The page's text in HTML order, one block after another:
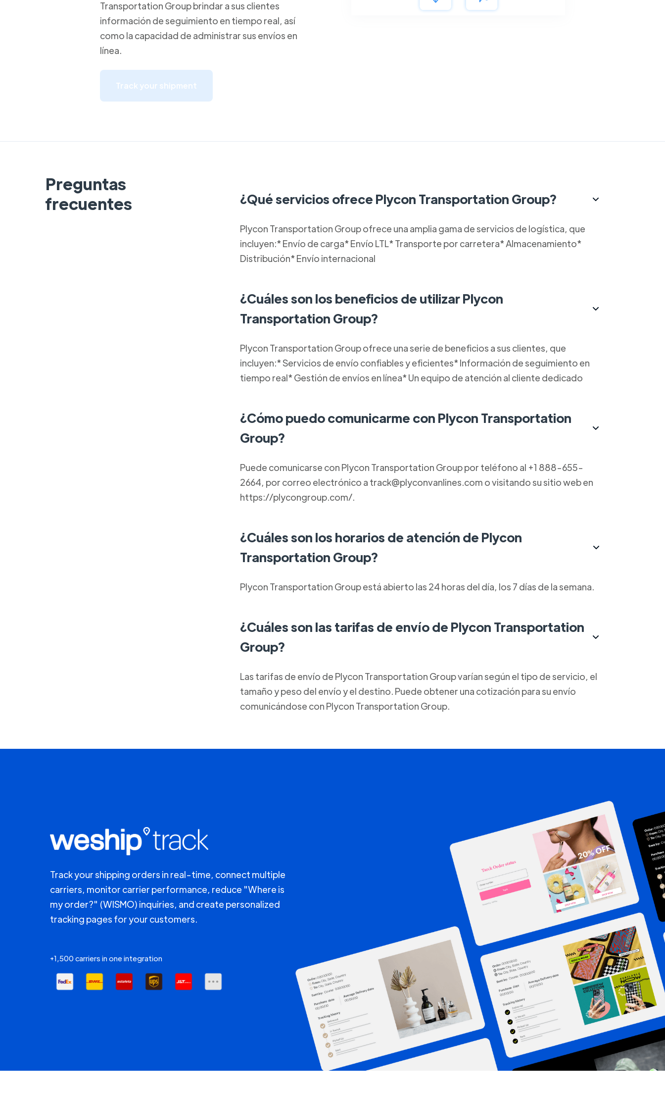
Transportation Group brindar a sus clientes
información de seguimiento en tiempo real, así
como la capacidad de administrar sus envíos en
línea.
Track your shipment
Preguntas
frecuentes
¿Qué servicios ofrece Plycon Transportation Group?
Plycon Transportation Group ofrece una amplia gama de servicios de logística, que
incluyen:* Envío de carga* Envío LTL* Transporte por carretera* Almacenamiento*
Distribución* Envío internacional
¿Cuáles son los beneficios de utilizar Plycon
Transportation Group?
Plycon Transportation Group ofrece una serie de beneficios a sus clientes, que
incluyen:* Servicios de envío confiables y eficientes* Información de seguimiento en
tiempo real* Gestión de envíos en línea* Un equipo de atención al cliente dedicado
¿Cómo puedo comunicarme con Plycon Transportation
Group?
Puede comunicarse con Plycon Transportation Group por teléfono al +1 888-655-
2664, por correo electrónico a track@plyconvanlines.com o visitando su sitio web en
https://plycongroup.com/.
¿Cuáles son los horarios de atención de Plycon
Transportation Group?
Plycon Transportation Group está abierto las 24 horas del día, los 7 días de la semana.
¿Cuáles son las tarifas de envío de Plycon Transportation
Group?
Las tarifas de envío de Plycon Transportation Group varían según el tipo de servicio, el
tamaño y peso del envío y el destino. Puede obtener una cotización para su envío
comunicándose con Plycon Transportation Group.
Track your shipping orders in real-time, connect multiple
carriers, monitor carrier performance, reduce "Where is
my order?" (WISMO) inquiries, and create personalized
tracking pages for your customers.
+1,500 carriers in one integration